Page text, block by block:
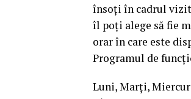
însoți în cadrul
îl poți alege să fie
orar în care este
Programul de
Luni, Marți,